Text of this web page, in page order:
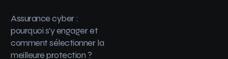
Assurance cyber :
pourquoi s’y engager et
comment sélectionner la
meilleure protection ?